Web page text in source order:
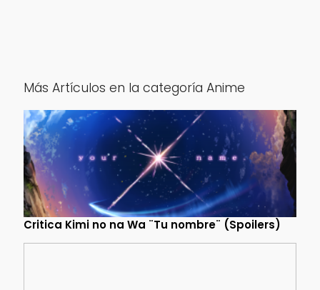
Más Artículos en la categoría Anime
Critica Kimi no na Wa ¨Tu nombre¨ (Spoilers)